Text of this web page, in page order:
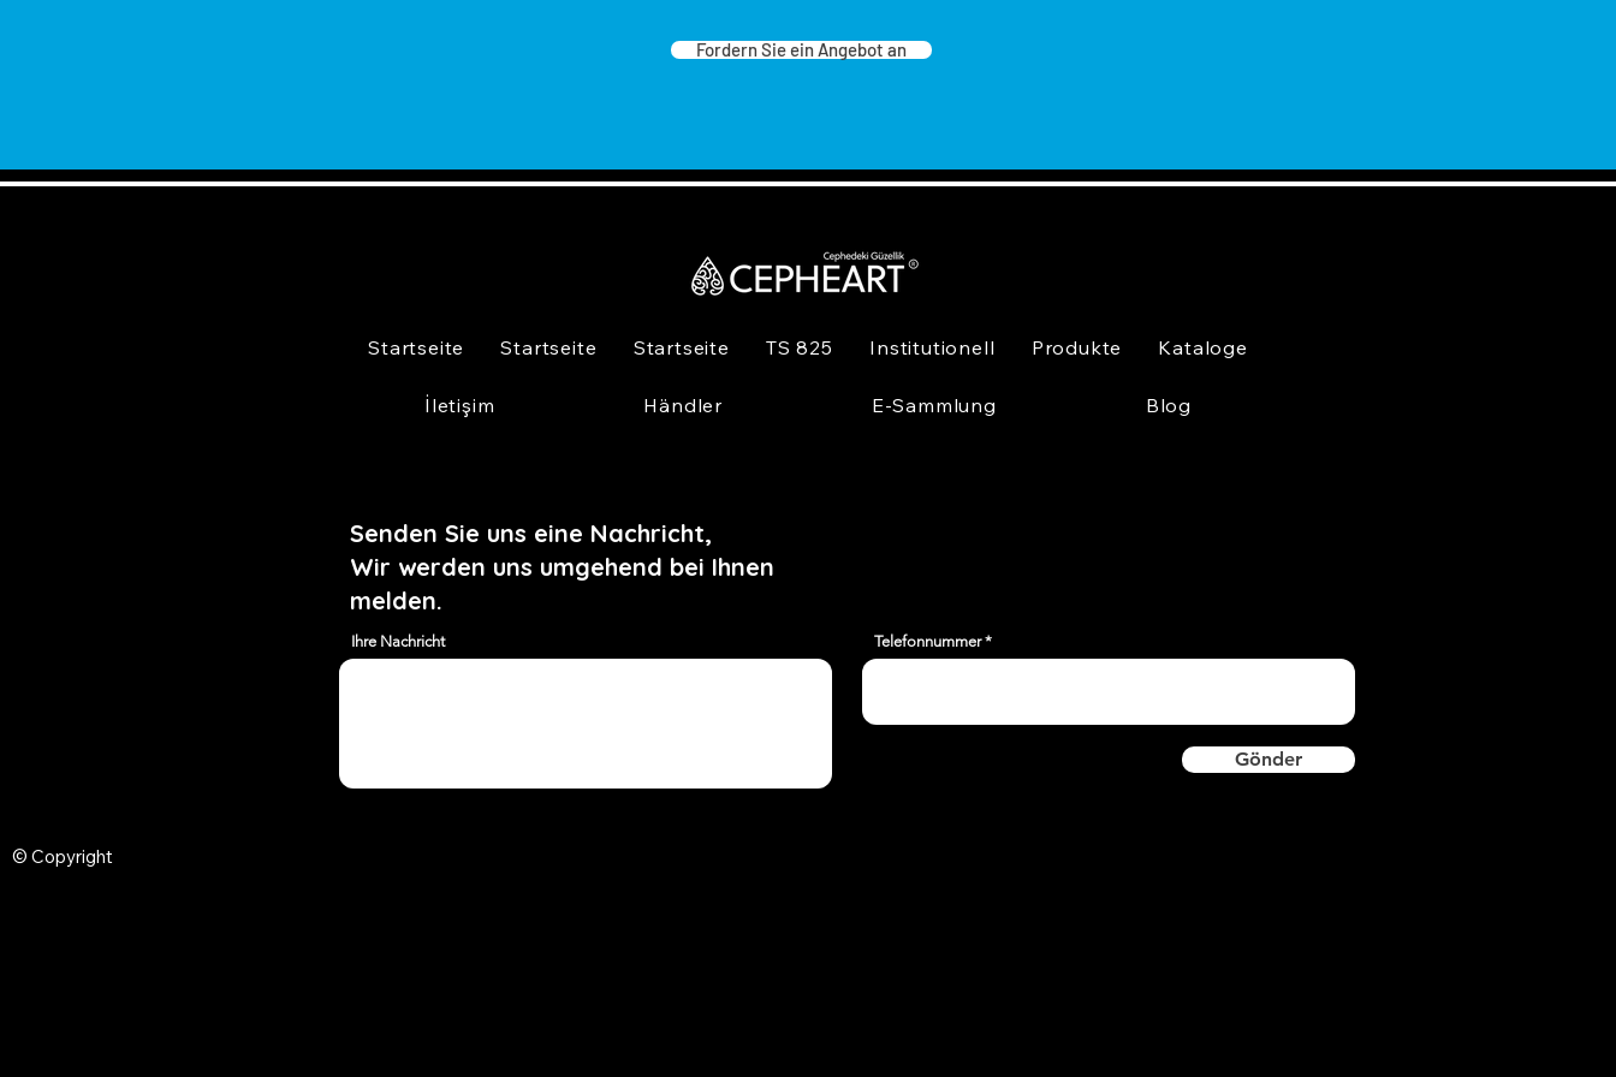
Fordern Sie ein Angebot an
Startseite Startseite Startseite TS 825 Institutionell Produkte Kataloge
İletişim Händler E-Sammlung Blog
Senden Sie uns eine Nachricht,
Wir werden uns umgehend bei Ihnen
melden.
Ihre Nachricht Telefonnummer
Gönder
© Copyright